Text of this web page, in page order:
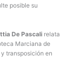
posible su
De Pascali relata
Marciana de
transposición en